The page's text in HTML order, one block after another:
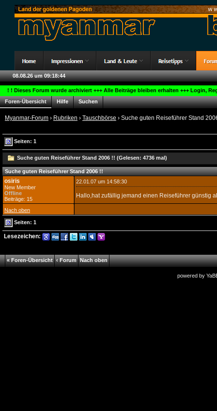
08.08.26 um 09:18:44
! ! Dieses Forum wurde archiviert +++ Alle Beiträge bleiben erhalten +++ Login,
Foren-Übersicht
Hilfe Suchen
Myanmar-Forum › Rubriken › Tauschbörse › Suche guten Reiseführer Stand
Seiten: 1
Suche guten Reiseführer Stand 2006 !! (Gelesen: 4736 mal)
Suche guten Reiseführer Stand 2006 !!
osiris
New Member
Offline
Beiträge: 15
22.01.07 um 14:58:30
Hallo,hat zufällig jemand einen Reiseführer günstig
Nach oben
Seiten: 1
Lesezeichen:
« Foren-Übersicht ‹ Forum Nach oben
powered by